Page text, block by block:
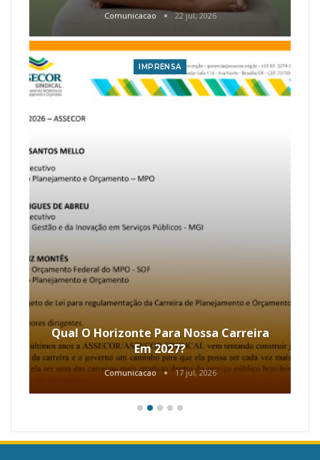
Comunicacao 22 jul, 2026
IMPRENSA
Qual O Horizonte Para Nossa Carreira
Em 2027?
Comunicacao 17 jul, 2026